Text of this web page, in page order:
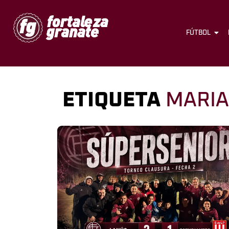
FÚTBOL
ETIQUETA